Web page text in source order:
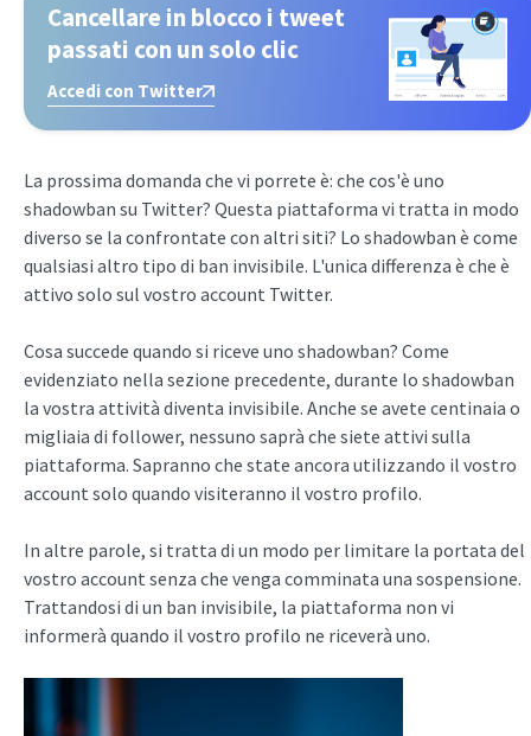
Cancellare in blocco i tweet
passati con un solo clic
Accedi con Twitter
La prossima domanda che vi porrete è: che cos'è uno
shadowban su Twitter? Questa piattaforma vi tratta in modo
diverso se la confrontate con altri siti? Lo shadowban è come
qualsiasi altro tipo di ban invisibile. L'unica differenza è che è
attivo solo sul vostro account Twitter.
Cosa succede quando si riceve uno shadowban? Come
evidenziato nella sezione precedente, durante lo shadowban
la vostra attività diventa invisibile. Anche se avete centinaia o
migliaia di follower, nessuno saprà che siete attivi sulla
piattaforma. Sapranno che state ancora utilizzando il vostro
account solo quando visiteranno il vostro profilo.
In altre parole, si tratta di un modo per limitare la portata del
vostro account senza che venga comminata una sospensione.
Trattandosi di un ban invisibile, la piattaforma non vi
informerà quando il vostro profilo ne riceverà uno.